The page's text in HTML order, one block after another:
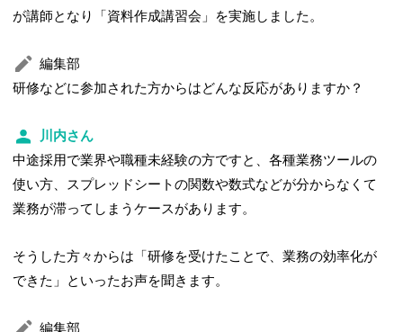
が講師となり「資料作成講習会」を実施しました。
編集部
研修などに参加された方からはどんな反応がありますか？
川内さん
中途採用で業界や職種未経験の方ですと、各種業務ツールの
使い方、スプレッドシートの関数や数式などが分からなくて
業務が滞ってしまうケースがあります。
そうした方々からは「研修を受けたことで、業務の効率化が
できた」といったお声を聞きます。
編集部